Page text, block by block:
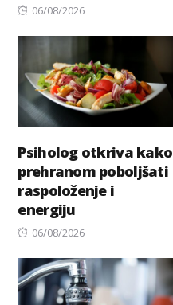
Posted
06/08/2026
Psiholog otkriva kako
prehranom poboljšati
raspoloženje i
energiju
Posted
06/08/2026